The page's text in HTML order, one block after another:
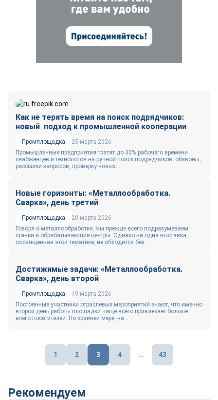
Как не терять время на поиск подрядчиков:
новый подход к промышленной кооперации
Промплощадка
25 марта 2026
Промышленные предприятия тратят до 30% рабочего времени
снабженцев и технологов на ручной поиск подрядчиков: обзвоны,
рассылки запросов, проверку новых...
Новые горизонты: «Металлообработка.
Сварка», день третий
Промплощадка
20 марта 2026
Говоря о металлообработке, мы прежде всего подразумеваем
станки и обрабатывающие центры. Однако ни одна выставка,
посвящённая этой тематике, не обходится без...
Достижимые задачи: «Металлообработка.
Сварка», день второй
Промплощадка
19 марта 2026
Постоянные участники отраслевых мероприятий знают, что именно
второй день работы площадки чаще всего привлекает больше
всего посетителей. По крайней мере, на...
Пагинация
записей
1 2 3 4 … 43
Рекомендуем